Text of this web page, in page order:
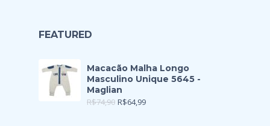
FEATURED
Macacão Malha Longo
Masculino Unique 5645 -
Maglian
R$74,90 R$64,99